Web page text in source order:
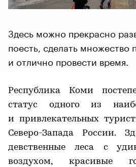
Здесь можно прекрасно
поесть, сделать множество
и отлично провести время.
Республика Коми
статус одного из
и привлекательных
Северо-Запада России.
девственные леса с
воздухом, красивые